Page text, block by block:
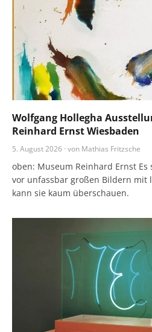
Wolfgang Hollegha
Reinhard Ernst Wiesbaden
5. August 2026 · von Mathias Fritzsche
oben: Museum Reinhard Ernst
vor unfassbar großen Bildern mit
kann sie kaum überschauen.